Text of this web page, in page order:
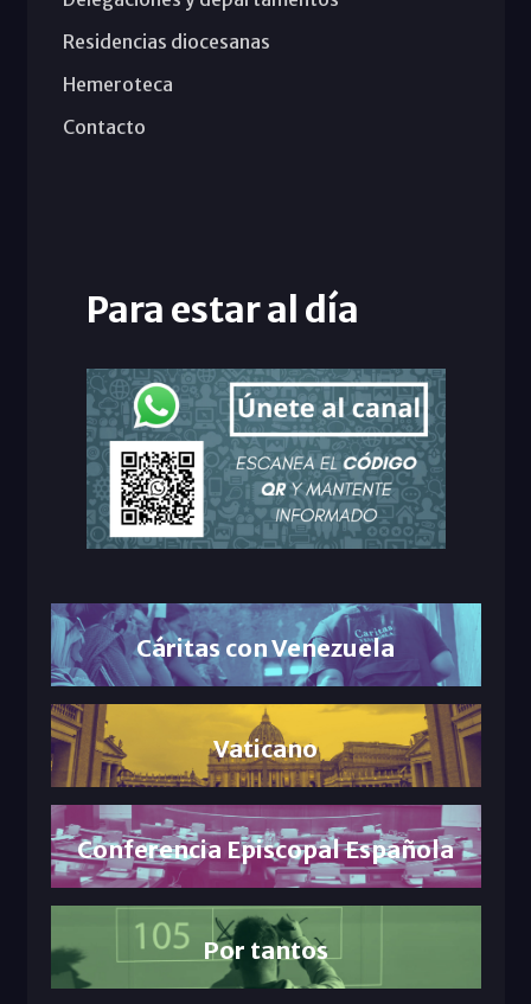
Residencias diocesanas
Hemeroteca
Contacto
Para estar al día
Cáritas con Venezuela
Vaticano
Conferencia Episcopal Española
Por tantos